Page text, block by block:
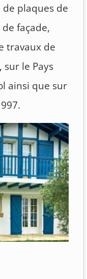
plaques de
façade,
travaux de
le Pays
ainsi que sur